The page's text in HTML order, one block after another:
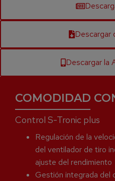
Descargar
Descargar la
COMODIDAD
Control S-Tronic plus
Regulación de la
del ventilador de tiro
ajuste del rendimiento
Gestión integrada del